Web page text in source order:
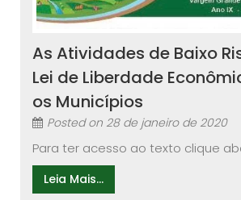
As Atividades de Baixo
Lei de Liberdade
os Municípios
Posted on 28 de janeiro de 2020
Para ter acesso ao texto clique
Leia Mais...